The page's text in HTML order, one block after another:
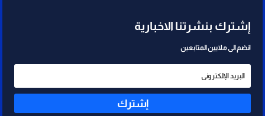
إشترك بنشرتنا الاخبارية
انضم الى ملايين المتابعين
إشترك